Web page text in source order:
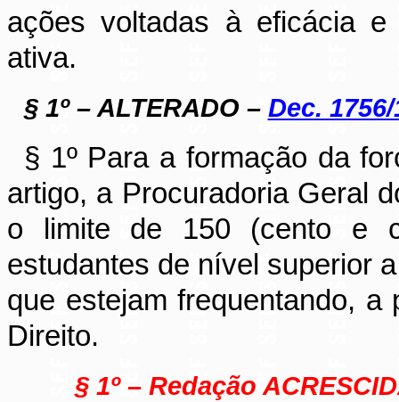
ações voltadas à eficácia
ativa.
§ 1º – ALTERADO – Dec. 1756/
§ 1º Para a formação da
artigo, a Procuradoria Geral
o limite de 150 (cento e
estudantes de nível superior
que estejam frequentando,
Direito.
§ 1º – Redação